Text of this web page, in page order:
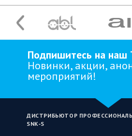
Подпишитесь на наш
Новинки, акции,
мероприятий!
ДИСТРИБЬЮТОР
SNK‑S